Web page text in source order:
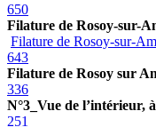
650
Filature de Rosoy-sur-
Filature de Rosoy-sur-
643
Filature de Rosoy sur
336
N°3_Vue de l’intérieur,
251